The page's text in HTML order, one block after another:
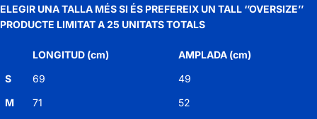
ELEGIR UNA TALLA MÉS SI ÉS PREFEREIX UN TALL ‘’OVERSIZE’’
PRODUCTE LIMITAT A 25 UNITATS TOTALS
LONGITUD (cm)
AMPLADA (cm)
S
69
49
M
71
52